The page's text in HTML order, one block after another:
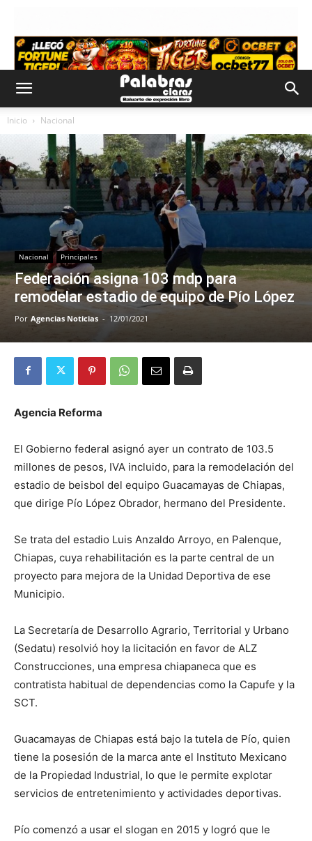
Inicio Nacional
Nacional Principales
Federación asigna 103 mdp para
remodelar estadio de equipo de Pío López
Por Agencias Noticias - 12/01/2021
Agencia Reforma
El Gobierno federal asignó ayer un contrato de 103.5
millones de pesos, IVA incluido, para la remodelación del
estadio de beisbol del equipo Guacamayas de Chiapas,
que dirige Pío López Obrador, hermano del Presidente.
Se trata del estadio Luis Anzaldo Arroyo, en Palenque,
Chiapas, cuya rehabilitación es la parte central de un
proyecto para mejora de la Unidad Deportiva de ese
Municipio.
La Secretaría de Desarrollo Agrario, Territorial y Urbano
(Sedatu) resolvió hoy la licitación en favor de ALZ
Construcciones, una empresa chiapaneca que es
contratista habitual de dependencias como la Capufe y la
SCT.
Guacamayas de Chiapas está bajo la tutela de Pío, quien
tiene la posesión de la marca ante el Instituto Mexicano
de la Propiedad Industrial, lo que le permite explotar
servicios de entretenimiento y actividades deportivas.
Pío comenzó a usar el slogan en 2015 y logró que le